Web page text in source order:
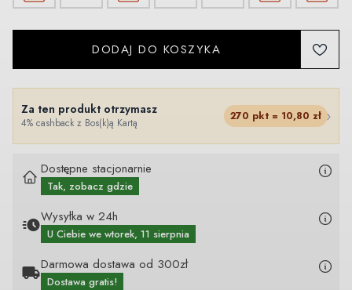
DODAJ DO KOSZYKA
Za ten produkt otrzymasz
4% cashback z Bos(k)ą Kartą
270 pkt = 10,80 zł ›
Dostępne stacjonarnie
Tak, zobacz gdzie
Wysyłka w 24h
U Ciebie we wtorek, 11 sierpnia
Darmowa dostawa od 300zł
Dostawa gratis!